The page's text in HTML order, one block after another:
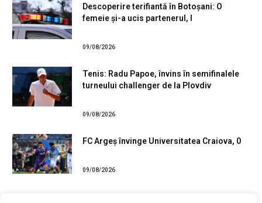
Descoperire terifiantă în Botoșani: O
femeie și-a ucis partenerul, l
09/08/2026
Tenis: Radu Papoe, învins în semifinalele
turneului challenger de la Plovdiv
09/08/2026
FC Argeș învinge Universitatea Craiova, 0
09/08/2026